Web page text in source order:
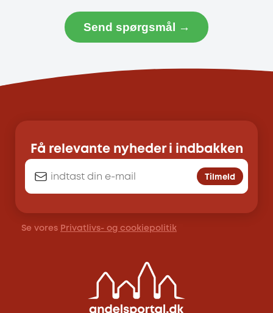
Send spørgsmål →
Få relevante nyheder i indbakken
Tilmeld
Se vores Privatlivs- og cookiepolitik